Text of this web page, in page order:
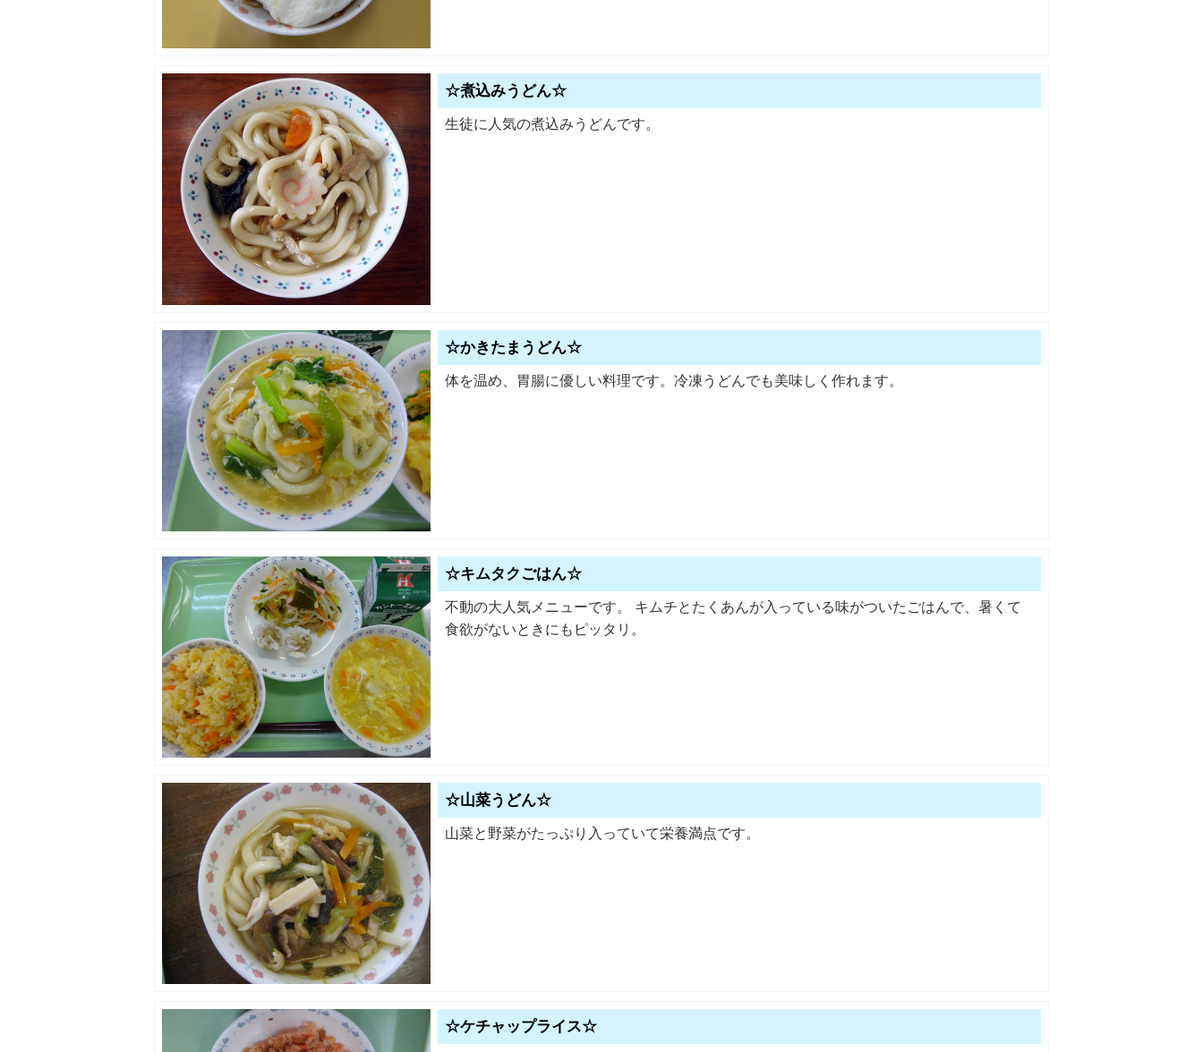
☆煮込みうどん☆
生徒に人気の煮込みうどんです。
☆かきたまうどん☆
体を温め、胃腸に優しい料理です。冷凍うどんでも美味しく作れます。
☆キムタクごはん☆
不動の大人気メニューです。 キムチとたくあんが入っている味がついたごはんで、暑くて
食欲がないときにもピッタリ。
☆山菜うどん☆
山菜と野菜がたっぷり入っていて栄養満点です。
☆ケチャップライス☆